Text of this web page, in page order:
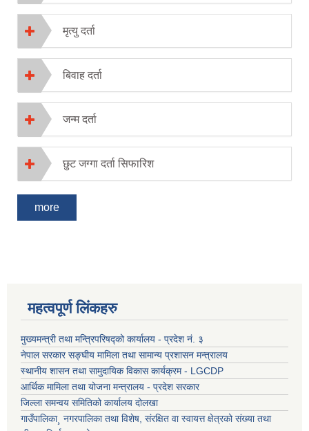
मृत्यु दर्ता
बिवाह दर्ता
जन्म दर्ता
छुट जग्गा दर्ता सिफारिश
more
महत्वपूर्ण लिंकहरु
मुख्यमन्त्री तथा मन्त्रिपरिषद्को कार्यालय - प्रदेश नं. ३
नेपाल सरकार सङ्घीय मामिला तथा सामान्य प्रशासन मन्त्रालय
स्थानीय शासन तथा सामुदायिक विकास कार्यक्रम - LGCDP
आर्थिक मामिला तथा योजना मन्त्रालय - प्रदेश सरकार
जिल्ला समन्वय समितिको कार्यालय दोलखा
गाउँपालिका¸ नगरपालिका तथा विशेष, संरक्षित वा स्वायत्त क्षेत्रको संख्या तथा